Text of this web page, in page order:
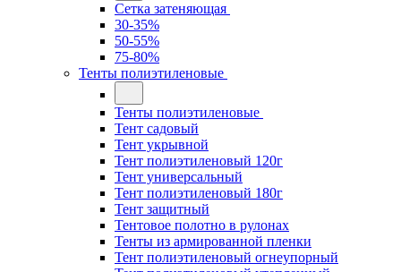
Сетка затеняющая
30-35%
50-55%
75-80%
Тенты полиэтиленовые
Тенты полиэтиленовые
Тент садовый
Тент укрывной
Тент полиэтиленовый 120г
Тент универсальный
Тент полиэтиленовый 180г
Тент защитный
Тентовое полотно в рулонах
Тенты из армированной пленки
Тент полиэтиленовый огнеупорный